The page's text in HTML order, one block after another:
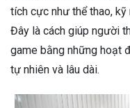
tích cực như thể thao,
Đây là cách giúp người
game bằng những hoạt
tự nhiên và lâu dài.